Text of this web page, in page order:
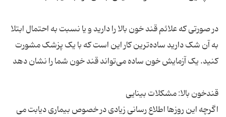
در صورتی که علائم قند خون بالا را دارید و یا نسبت به احتمال ابتلا
به آن شک دارید ساده‌ترین کار این است که با یک پزشک مشورت
اگرچه این روزها اطلاع رسانی زیادی در خصوص بیماری دیابت می